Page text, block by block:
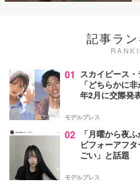
記事ラ
01
スカイピース
「どちらかに
年2月に交際発
モデルプレス
02
「月曜から夜
ビフォーアフ
ごい」と話題
モデルプレス